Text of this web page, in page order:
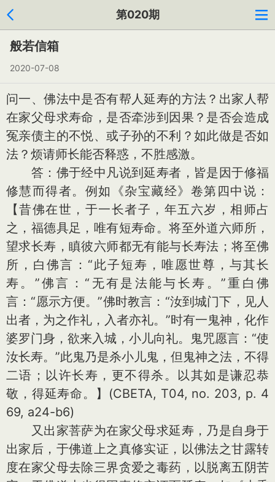
第020期
般若信箱
2020-07-08
问一、佛法中是否有帮人延寿的方法？出家人帮
在家父母求寿命，是否牵涉到因果？是否会造成
冤亲债主的不悦、或子孙的不利？如此做是否如
法？烦请师长能否释惑，不胜感激。
答：佛于经中凡说到延寿者，皆是因于修福
修慧而得者。例如《杂宝藏经》卷第四中说：
【昔佛在世，于一长者子，年五六岁，相师占
之，福德具足，唯有短寿命。将至外道六师所，
望求长寿，瞋彼六师都无有能与长寿法；将至佛
所，白佛言：“此子短寿，唯愿世尊，与其长
寿。”佛言：“无有是法能与长寿。”重白佛
言：“愿示方便。”佛时教言：“汝到城门下，见人
出者，为之作礼，入者亦礼。”时有一鬼神，化作
婆罗门身，欲来入城，小儿向礼。鬼咒愿言：“使
汝长寿。”此鬼乃是杀小儿鬼，但鬼神之法，不得
二语；以许长寿，更不得杀。以其如是谦忍恭
敬，得延寿命。】(CBETA, T04, no. 203, p. 4
69, a24-b6)
又出家菩萨为在家父母求延寿，乃是自身于
出家后，于佛道上之真修实证，以佛法之甘露转
度在家父母去除三界贪爱之毒药，以脱离五阴苦